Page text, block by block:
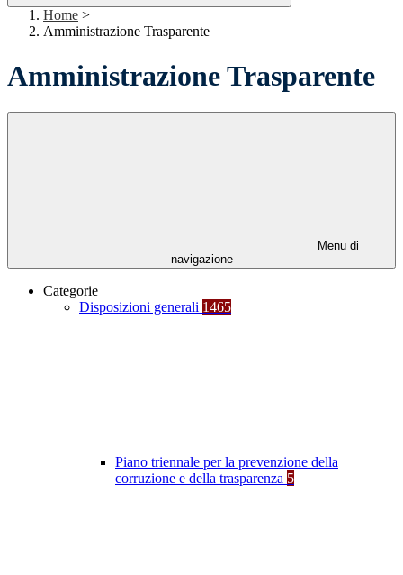
Home >
Amministrazione Trasparente
Amministrazione Trasparente
Menu di
navigazione
Categorie
Disposizioni generali 1465
Piano triennale per la prevenzione della
corruzione e della trasparenza 5